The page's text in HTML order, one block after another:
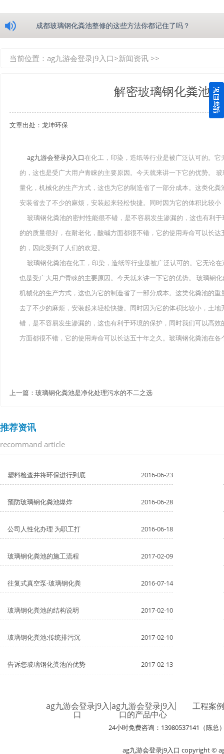
成都玻璃钢化粪池整修的这些方法你都记住了吗？
四川玻璃钢化粪池逐渐取代传统玻璃钢化粪池的这几点原因
关于重庆玻璃钢化粪池的这些基础知识你都记住了吗？
在安装绵阳玻璃钢化粪池时可能遇到这些难题
使用成都玻璃钢化粪池的七大好处你都记住了吗？
当前位置： ag九游会登录j9入口>新闻资讯 >>
解密玻璃钢化粪池
文章出处：龙坤环保
ag九游会登录j9入口在化工，印染，造纸等行业是被广泛认可的。
的，这也是受广大用户青睐的主要原因。今天就来讲一下它的优势。
量化，机械化的生产方式，这也为它的制造省了一部分成本。这类化
安装省去了不少的麻烦，安装起来轻松快捷。同时因为它的体积比较
玻璃钢化粪池的密封性能很不错，是不容易发生渗漏的，这也有利
的的质量很好，在耐老化，酸碱方面都很不错，它的使用寿命可以长
的，因此受到了人们的欢迎。
玻璃钢化粪池在化工，印染，造纸等行业是被广泛认可的。它无论
也是受广大用户青睐的主要原因。今天就来讲一下它的优势。 玻璃钢
机械化的生产方式，这也为它的制造省了一部分成本。这类化粪池的
去了不少的麻烦，安装起来轻松快捷。同时因为它的体积比较小，土
错，是不容易发生渗漏的，这也有利于环境的保护，同时我们可以高
方面都很不错，它的使用寿命可以长达五十年之久。玻璃钢化粪池在
上一篇： 玻璃钢化粪池是净化处理污水的不二之选
推荐资讯
recommand article
塑料检查井将环保进行到底 2016-06-23
预防玻璃钢化粪池爆炸 2016-06-28
公司人性化办理 为职工打 2016-06-18
玻璃钢化粪池的施工流程 2017-02-09
往复式真空泵-玻璃钢化粪 2016-07-14
玻璃钢化粪池的结构说明 2017-02-10
玻璃钢化粪池:传统排污沉 2017-02-10
告诉您玻璃钢化粪池的优势 2017-02-13
ag九游会登录j9入
口
ag九游会登录j9入
口的产品中心
工程案例
24小时免费咨询：13980537141（陈总
ag九游会登录j9入口 copyright ©